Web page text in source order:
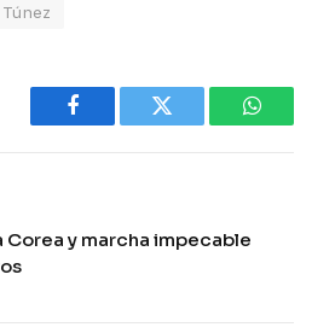
Túnez
Facebook Twitter WhatsApp
Corea y marcha impecable